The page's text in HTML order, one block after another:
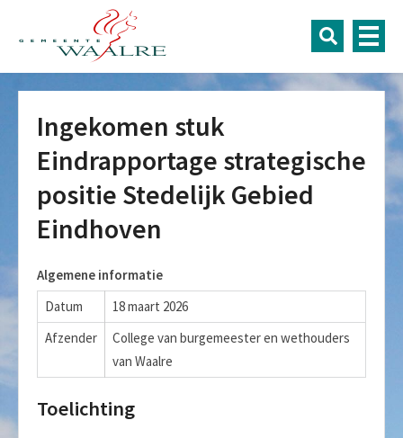
Ingekomen stuk
Eindrapportage strategische
positie Stedelijk Gebied
Eindhoven
Algemene informatie
Datum
18 maart 2026
Afzender
College van burgemeester en wethouders
van Waalre
Toelichting